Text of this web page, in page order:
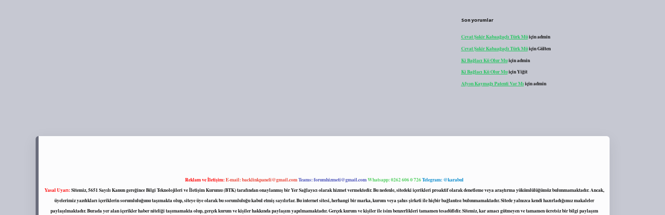
Son yorumlar
Cevat Şakir Kabaağaçlı Türk Müiçinadmin
Cevat Şakir Kabaağaçlı Türk MüiçinGülten
Ki Bağlacı Kü Olur Muiçinadmin
Ki Bağlacı Kü Olur MuiçinYiğit
Afyon Kaymağı Patenti Var Mı içinadmin
Reklam ve İletişim:E-mail:backlinkpaneli@gmail.comTeams:forumhizmeti@gmail.comWhatsapp: 0262 606 0 726Telegram: @karabul
Yasal Uyarı:Sitemiz, 5651 Sayılı Kanun gereğince Bilgi Teknolojileri ve İletişim Kurumu (BTK) tarafından onaylanmış bir Yer Sağlayıcı olarak hizmet vermektedir. Bu nedenle, sitedeki içerikleri proaktif olarak denetleme veya araştırma yükümlülüğümüz bulunmamaktadır. Ancak,
üyelerimiz yazdıkları içeriklerin sorumluluğunu taşımakta olup, siteye üye olarak bu sorumluluğu kabul etmiş sayılırlar. Bu internet sitesi, herhangi bir marka, kurum veya şahıs şirketi ile hiçbir bağlantısı bulunmamaktadır. Sitede yalnızca kendi hazırladığımız makaleler
paylaşılmaktadır. Burada yer alan içerikler haber niteliği taşımamakta olup, gerçek kurum ve kişiler hakkında paylaşım yapılmamaktadır. Gerçek kurum ve kişiler ile isim benzerlikleri tamamen tesadüfidir. Sitemiz, kar amacı gütmeyen ve tamamen ücretsiz bir bilgi paylaşım